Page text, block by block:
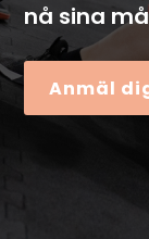
nå sina
Anmäl